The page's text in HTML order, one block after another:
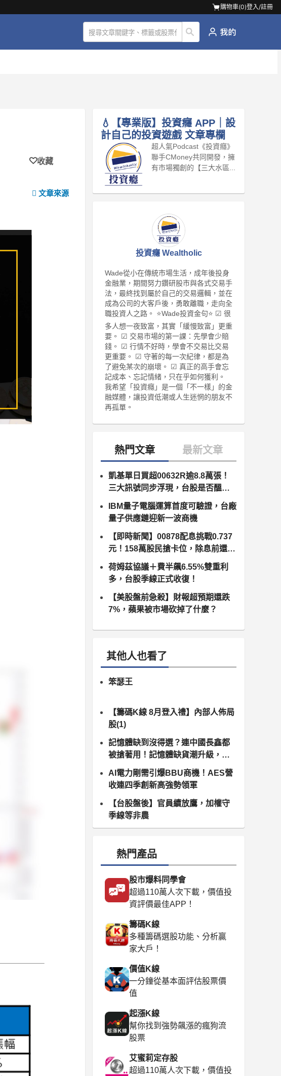
購物車(0)登入/註冊
收藏
文章來源
💧【專業版】投資癮 APP｜設
計自己的投資遊戲 文章專欄
超人氣Podcast《投資癮》
聯手CMoney共同開發，擁
有市場獨創的【三大水區...
投資癮 Wealtholic
Wade從小在傳統市場生活，成年後投身
金融業，期間努力鑽研股市與各式交易手
法，最終找到屬於自己的交易邏輯，並在
成為公司的大客戶後，勇敢離職，走向全
職投資人之路。 ⭐Wade投資金句⭐ ☑ 很
多人想一夜致富，其實「緩慢致富」更重
要。 ☑ 交易市場的第一課：先學會少賠
錢。 ☑ 行情不好時，學會不交易比交易
更重要。 ☑ 守著的每一次紀律，都是為
了避免某次的崩壞。 ☑ 真正的高手會忘
記成本、忘記情緒，只在乎如何獲利。
我希望「投資癮」是一個「不一樣」的金
融媒體，讓投資低潮或人生迷惘的朋友不
再孤單。
凱基單日買超00632R逾8.8萬張！
三大訊號同步浮現，台股是否醞釀
變盤？
IBM量子電腦運算首度可驗證，台廠
量子供應鏈迎新一波商機
【即時新聞】00878配息挑戰0.737
元！158萬股民搶卡位，除息前還能
追嗎？
荷姆茲協議＋費半飆6.55%雙重利
多，台股季線正式收復！
【美股盤前急殺】財報超預期還跌
7%，蘋果被市場砍掉了什麼？
其他人也看了
笨瑟王
【籌碼K線 8月登入禮】內部人佈局
股(1)
記憶體缺到沒得選？連中國長鑫都
被搶著用！記憶體缺貨潮升級，南
亞科、群聯領軍噴發
AI電力剛需引爆BBU商機！AES營
收連四季創新高強勢領軍
【台股盤後】官員續放鷹，加權守
季線等非農
熱門產品
股市爆料同學會
超過110萬人次下載，價值投
資評價最佳APP！
籌碼K線
多種籌碼選股功能、分析贏
家大戶！
價值K線
一分鐘從基本面評估股票價
值
起漲K線
幫你找到強勢飆漲的瘋狗流
股票
艾蜜莉定存股
超過110萬人次下載，價值投